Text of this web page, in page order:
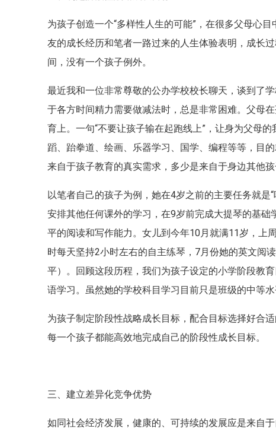
为孩子创造一个“多样性人生的可能”，在很多父母心
友的成长经历和笔者一路过来的人生体验表明，成长
间，没有一个孩子例外。
最近我和一位非常尊敬的公办学校校长聊天，谈到了
于各方时间精力需要做减法时，总是非常困难。父母
育上。一句“不要让孩子输在起跑线上”，让身为父母
蹈、跆拳道、绘画、乐器学习、国学、编程等等，目
来自于孩子教育的真实需求，多少是来自于身边其他
以笔者自己的孩子为例，她在4岁之前的主要任务就
安排其他任何课外的学习，在9岁前完成大提琴的基
平的阅读和写作能力。女儿到今年10月就满11岁，上
时每天坚持2小时左右的自主练琴，7月份她的英文阅
平）。回顾这段历程，我们为孩子设定的小学阶段教
语学习。虽然她的学校科目学习目前只是班级的中等
为孩子制定阶段性战略成长目标，配合目标选择好合
每一个孩子都能高效地完成自己的阶段性成长目标。
三、建立差异化竞争优势
如同社会经济发展，健康的、可持续的发展应是来自